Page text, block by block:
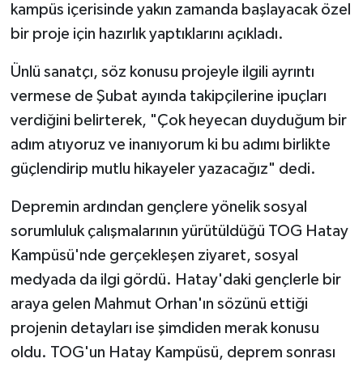
kampüs içerisinde yakın zamanda başlayacak özel
bir proje için hazırlık yaptıklarını açıkladı.
Ünlü sanatçı, söz konusu projeyle ilgili ayrıntı
vermese de Şubat ayında takipçilerine ipuçları
verdiğini belirterek, "Çok heyecan duyduğum bir
adım atıyoruz ve inanıyorum ki bu adımı birlikte
güçlendirip mutlu hikayeler yazacağız" dedi.
Depremin ardından gençlere yönelik sosyal
sorumluluk çalışmalarının yürütüldüğü TOG Hatay
Kampüsü'nde gerçekleşen ziyaret, sosyal
medyada da ilgi gördü. Hatay'daki gençlerle bir
araya gelen Mahmut Orhan'ın sözünü ettiği
projenin detayları ise şimdiden merak konusu
oldu. TOG'un Hatay Kampüsü, deprem sonrası